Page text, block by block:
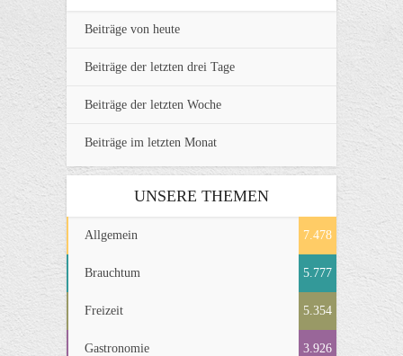
Beiträge von heute
Beiträge der letzten drei Tage
Beiträge der letzten Woche
Beiträge im letzten Monat
UNSERE THEMEN
Allgemein 7.478
Brauchtum 5.777
Freizeit 5.354
Gastronomie 3.926